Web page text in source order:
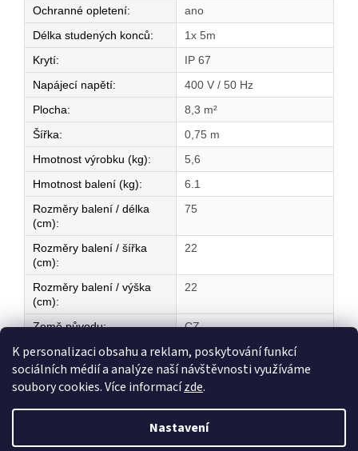
K personalizaci obsahu a reklam, poskytování funkcí
sociálních médií a analýze naší návštěvnosti využíváme
soubory cookies. Více informacízde.
Nastavení
Ochranné opletení:
ano
Délka studených konců:
1x 5m
Krytí:
IP 67
Napájecí napětí:
400 V / 50 Hz
Plocha:
8,3 m²
Šířka:
0,75 m
Hmotnost výrobku (kg):
5,6
Hmotnost balení (kg):
6.1
Rozměry balení / délka
(cm):
75
Rozměry balení / šířka
(cm):
22
Rozměry balení / výška
(cm):
22
Země původu: CZ